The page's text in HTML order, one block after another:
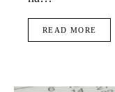
READ MORE